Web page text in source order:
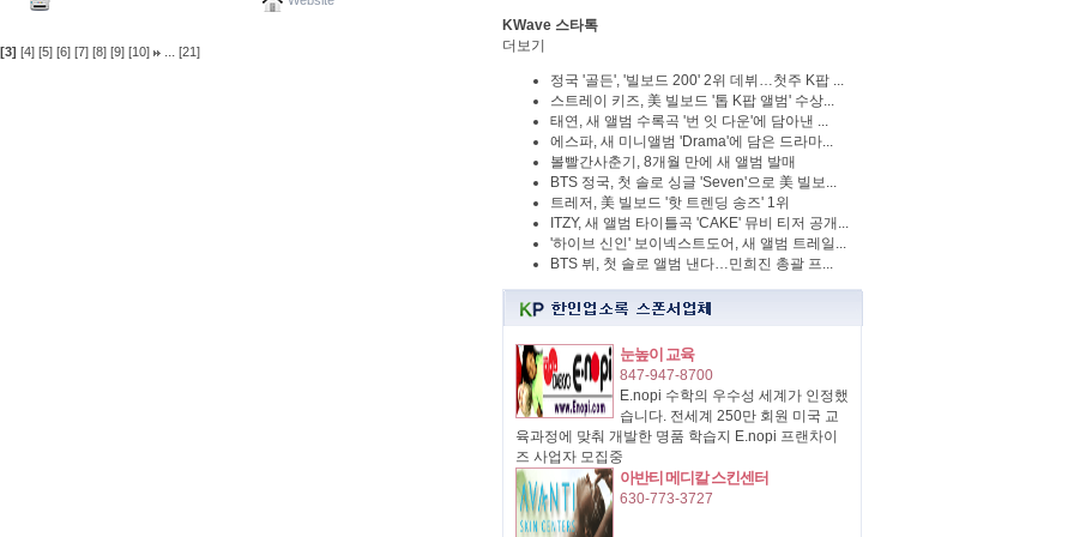
[3] [4] [5] [6] [7] [8] [9] [10] ... [21]
KWave 스타톡
더보기
정국 '골든', '빌보드 200' 2위 데뷔…첫주 K팝 ...
스트레이 키즈, 美 빌보드 '톱 K팝 앨범' 수상...
태연, 새 앨범 수록곡 '번 잇 다운'에 담아낸 ...
에스파, 새 미니앨범 'Drama'에 담은 드라마...
볼빨간사춘기, 8개월 만에 새 앨범 발매
BTS 정국, 첫 솔로 싱글 'Seven'으로 美 빌보...
트레저, 美 빌보드 '핫 트렌딩 송즈' 1위
ITZY, 새 앨범 타이틀곡 'CAKE' 뮤비 티저 공개...
'하이브 신인' 보이넥스트도어, 새 앨범 트레일...
BTS 뷔, 첫 솔로 앨범 낸다…민희진 총괄 프...
눈높이 교육
847-947-8700
E.nopi 수학의 우수성 세계가 인정했
습니다. 전세계 250만 회원 미국 교
육과정에 맞춰 개발한 명품 학습지 E.nopi 프랜차이
즈 사업자 모집중
아반티 메디칼 스킨센터
630-773-3727